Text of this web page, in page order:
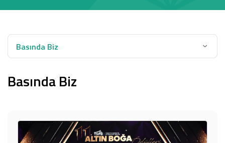
Basında Biz
Basında Biz